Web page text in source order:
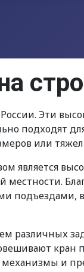
Эти
подходят
или
является
подъездами,
различных
кран
механизмы и